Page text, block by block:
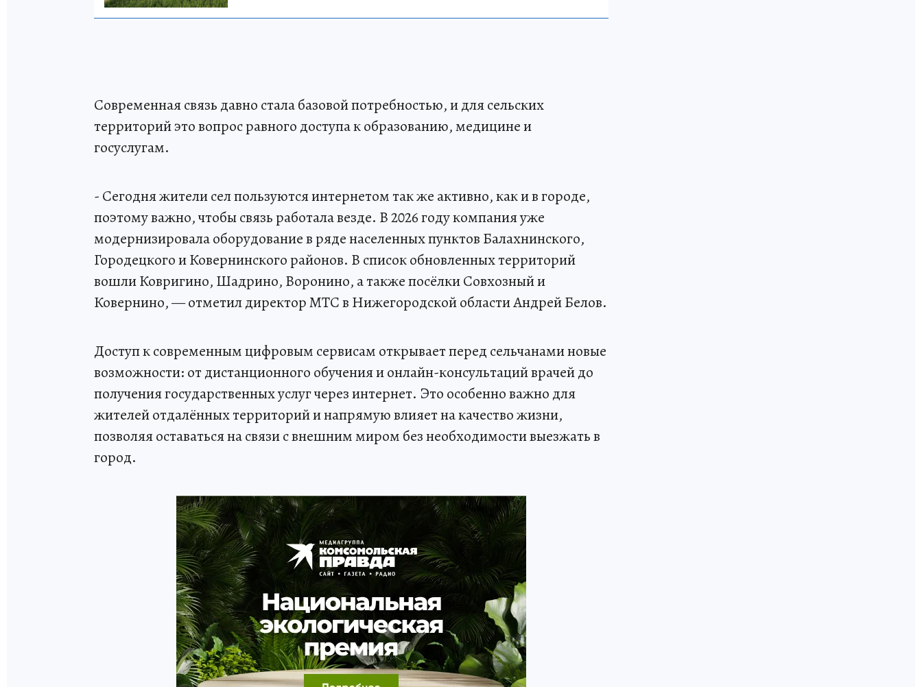
‎Современная связь давно стала базовой потребностью, и для сельских
территорий это вопрос равного доступа к образованию, медицине и
госуслугам.
- Сегодня жители сел пользуются интернетом так же активно, как и в городе,
поэтому важно, чтобы связь работала везде. В 2026 году компания уже
модернизировала оборудование в ряде населенных пунктов Балахнинского,
Городецкого и Ковернинского районов. В список обновленных территорий
вошли Ковригино, Шадрино, Воронино, а также посёлки Совхозный и
Ковернино, — отметил директор МТС в Нижегородской области Андрей Белов.
‎Доступ к современным цифровым сервисам открывает перед сельчанами новые
возможности: от дистанционного обучения и онлайн-консультаций врачей до
получения государственных услуг через интернет. Это особенно важно для
жителей отдалённых территорий и напрямую влияет на качество жизни,
позволяя оставаться на связи с внешним миром без необходимости выезжать в
город.